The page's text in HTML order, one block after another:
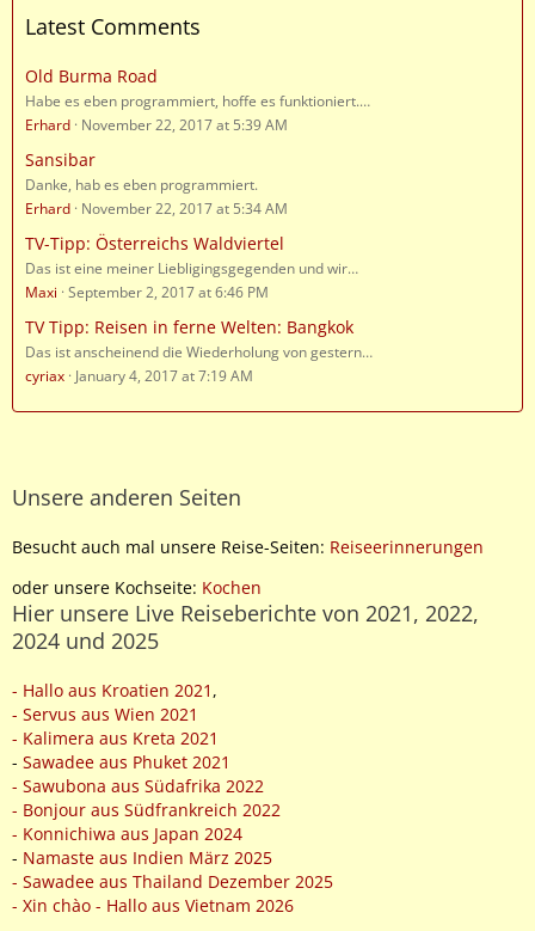
Latest Comments
Old Burma Road
Habe es eben programmiert, hoffe es funktioniert.…
Erhard November 22, 2017 at 5:39 AM
Sansibar
Danke, hab es eben programmiert.
Erhard November 22, 2017 at 5:34 AM
TV-Tipp: Österreichs Waldviertel
Das ist eine meiner Liebligingsgegenden und wir…
Maxi September 2, 2017 at 6:46 PM
TV Tipp: Reisen in ferne Welten: Bangkok
Das ist anscheinend die Wiederholung von gestern…
cyriax January 4, 2017 at 7:19 AM
Unsere anderen Seiten
Besucht auch mal unsere Reise-Seiten: Reiseerinnerungen
oder unsere Kochseite: Kochen
Hier unsere Live Reiseberichte von 2021, 2022,
2024 und 2025
- Hallo aus Kroatien 2021 ,
- Servus aus Wien 2021
- Kalimera aus Kreta 2021
- Sawadee aus Phuket 2021
- Sawubona aus Südafrika 2022
- Bonjour aus Südfrankreich 2022
- Konnichiwa aus Japan 2024
- Namaste aus Indien März 2025
- Sawadee aus Thailand Dezember 2025
- Xin chào - Hallo aus Vietnam 2026